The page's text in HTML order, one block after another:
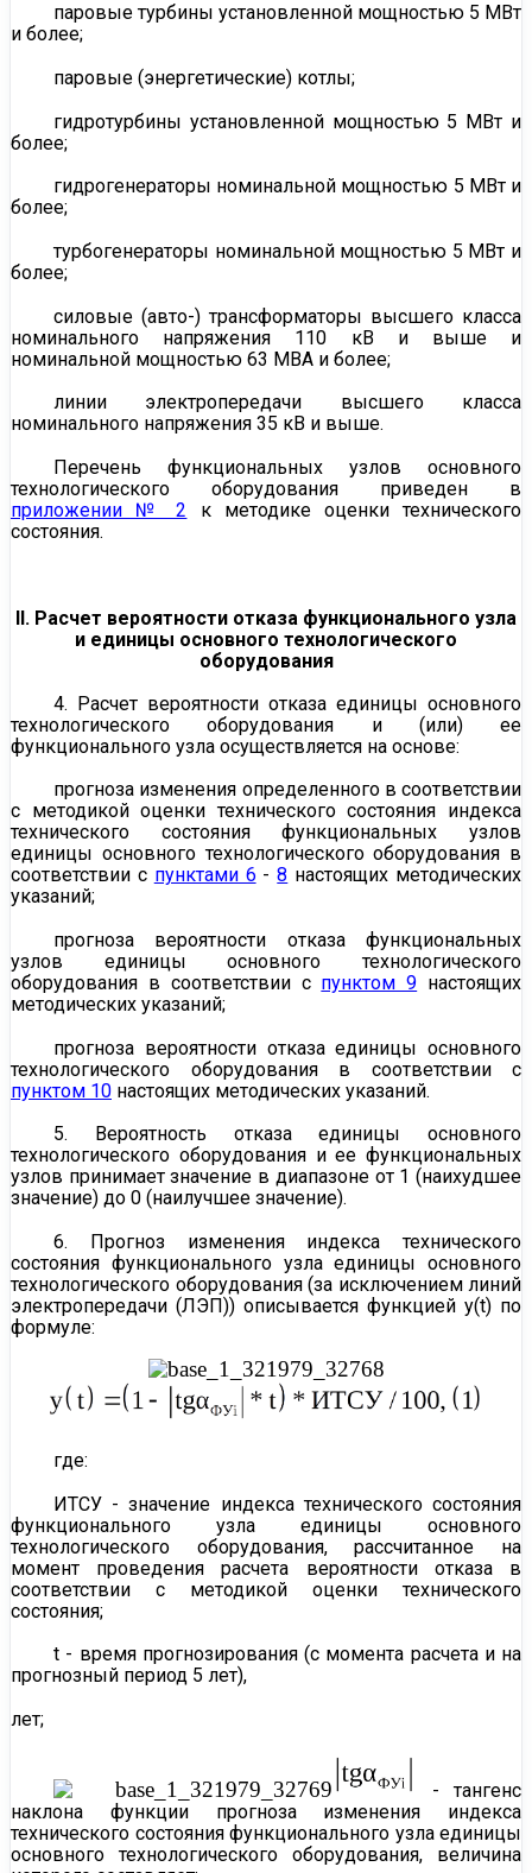
паровые турбины установленной мощностью 5 МВт
и более;
паровые (энергетические) котлы;
гидротурбины установленной мощностью 5 МВт и
более;
гидрогенераторы номинальной мощностью 5 МВт и
более;
турбогенераторы номинальной мощностью 5 МВт и
более;
силовые (авто-) трансформаторы высшего класса
номинального напряжения 110 кВ и выше и
номинальной мощностью 63 МВА и более;
линии электропередачи высшего класса
номинального напряжения 35 кВ и выше.
Перечень функциональных узлов основного
технологического оборудования приведен в
приложении № 2 к методике оценки технического
состояния.
II. Расчет вероятности отказа функционального узла
и единицы основного технологического
оборудования
4. Расчет вероятности отказа единицы основного
технологического оборудования и (или) ее
функционального узла осуществляется на основе:
прогноза изменения определенного в соответствии
с методикой оценки технического состояния индекса
технического состояния функциональных узлов
единицы основного технологического оборудования в
соответствии с пунктами 6 -8 настоящих методических
указаний;
прогноза вероятности отказа функциональных
узлов единицы основного технологического
оборудования в соответствии с пунктом 9 настоящих
методических указаний;
прогноза вероятности отказа единицы основного
технологического оборудования в соответствии с
пунктом 10 настоящих методических указаний.
5. Вероятность отказа единицы основного
технологического оборудования и ее функциональных
узлов принимает значение в диапазоне от 1 (наихудшее
значение) до 0 (наилучшее значение).
6. Прогноз изменения индекса технического
состояния функционального узла единицы основного
технологического оборудования (за исключением линий
электропередачи (ЛЭП)) описывается функцией y(t) по
формуле:
где:
ИТСУ - значение индекса технического состояния
функционального узла единицы основного
технологического оборудования, рассчитанное на
момент проведения расчета вероятности отказа в
соответствии с методикой оценки технического
состояния;
t - время прогнозирования (с момента расчета и на
прогнозный период 5 лет),
лет;
​​ - тангенс
наклона функции прогноза изменения индекса
технического состояния функционального узла единицы
основного технологического оборудования, величина